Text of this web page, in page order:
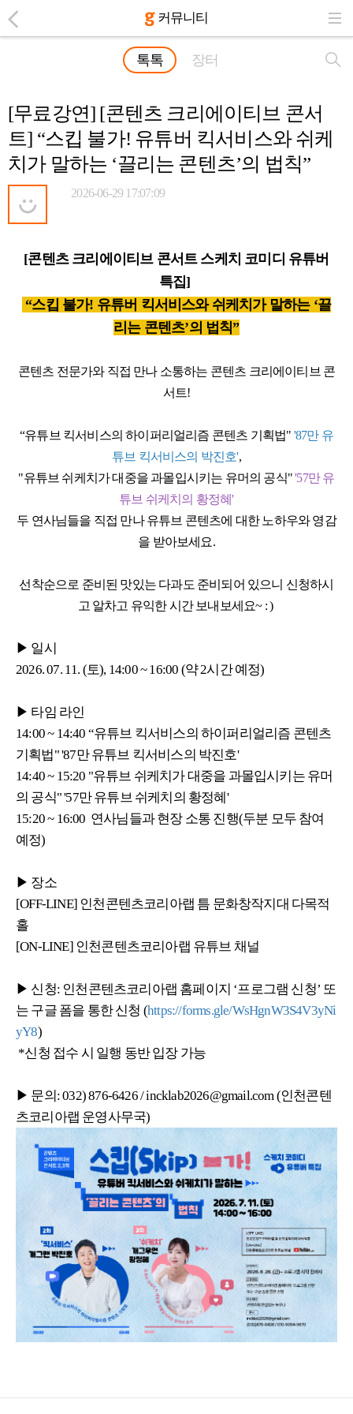
커뮤니티
톡톡 장터
[무료강연] [콘텐츠 크리에이티브 콘서
트] “스킵 불가! 유튜버 킥서비스와 쉬케
치가 말하는 ‘끌리는 콘텐츠’의 법칙”
2026-06-29 17:07:09
[콘텐츠 크리에이티브 콘서트 스케치 코미디 유튜버
특집]
“스킵 불가! 유튜버 킥서비스와 쉬케치가 말하는 ‘끌
리는 콘텐츠’의 법칙”
콘텐츠 전문가와 직접 만나 소통하는 콘텐츠 크리에이티브 콘
서트!
“유튜브 킥서비스의 하이퍼리얼리즘 콘텐츠 기획법" '87만 유
튜브 킥서비스의 박진호',
"유튜브 쉬케치가 대중을 과몰입시키는 유머의 공식"'57만 유
튜브 쉬케치의 황정혜'
두 연사님들을 직접 만나 유튜브 콘텐츠에 대한 노하우와 영감
을 받아보세요.
선착순으로 준비된 맛있는 다과도 준비되어 있으니 신청하시
고 알차고 유익한 시간 보내보세요~ : )
▶ 일시
2026. 07. 11. (토), 14:00 ~ 16:00 (약 2시간 예정)
▶ 타임 라인
14:00 ~ 14:40 “유튜브 킥서비스의 하이퍼리얼리즘 콘텐츠
기획법" '87만 유튜브 킥서비스의 박진호'
14:40 ~ 15:20 "유튜브 쉬케치가 대중을 과몰입시키는 유머
의 공식" '57만 유튜브 쉬케치의 황정혜'
15:20 ~ 16:00 연사님들과 현장 소통 진행(두분 모두 참여
예정)
▶ 장소
[OFF-LINE] 인천콘텐츠코리아랩 틈 문화창작지대 다목적
홀
[ON-LINE] 인천콘텐츠코리아랩 유튜브 채널
▶ 신청: 인천콘텐츠코리아랩 홈페이지 ‘프로그램 신청’ 또
는 구글 폼을 통한 신청 (https://forms.gle/WsHgnW3S4V3yNi
yY8)
*신청 접수 시 일행 동반 입장 가능
▶ 문의: 032) 876-6426 / incklab2026@gmail.com (인천콘텐
츠코리아랩 운영사무국)